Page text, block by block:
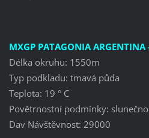
MXGP PATAGONIA ARGENTINA
Délka okruhu: 1550m
Typ podkladu: tmavá půda
Teplota: 19 ° C
Povětrnostní podmínky: slunečno
Dav Návštěvnost: 29000